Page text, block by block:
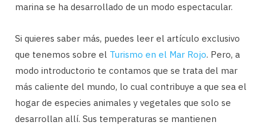
marina se ha desarrollado de un modo espectacular.
Si quieres saber más, puedes leer el artículo exclusivo
que tenemos sobre el Turismo en el Mar Rojo. Pero, a
modo introductorio te contamos que se trata del mar
más caliente del mundo, lo cual contribuye a que sea el
hogar de especies animales y vegetales que solo se
desarrollan allí. Sus temperaturas se mantienen